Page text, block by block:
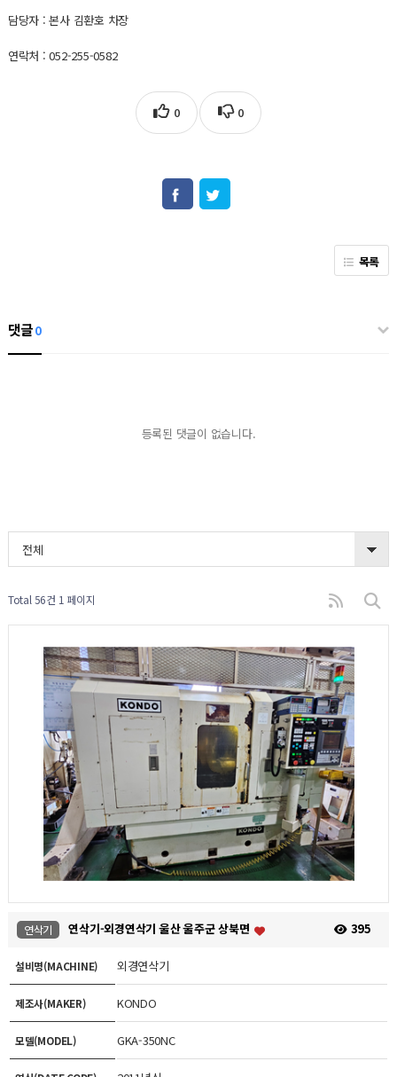
담당자 : 본사 김환호 차장
연락처 : 052-255-0582
0 0
목록
댓글0
등록된 댓글이 없습니다.
전체
Total 56건 1 페이지
연삭기 연삭기-외경연삭기 울산 울주군 상북면 395
설비명(MACHINE) 외경연삭기
제조사(MAKER) KONDO
모델(MODEL) GKA-350NC